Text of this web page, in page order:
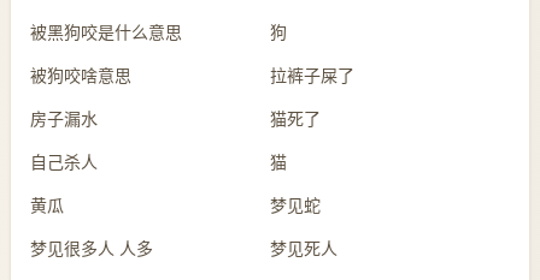
被黑狗咬是什么意思 狗
被狗咬啥意思 拉裤子屎了
房子漏水 猫死了
自己杀人 猫
黄瓜 梦见蛇
梦见很多人 人多 梦见死人